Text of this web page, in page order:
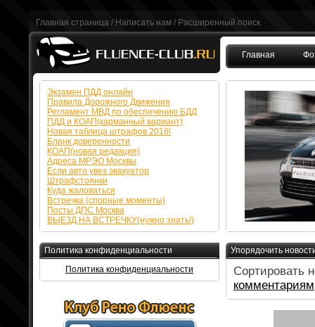
Главная страница / Написать нам / Расширенный поиск
Главная
Упорядочить
Сортировать
комментариям
Экзамен ПДД онлайн
Правила Дорожного Движения
Регламент МВД по обеспечению БДД
ПДД и КОАП(карманный вариант)
Новая таблица штрафов 2018!
Бланк доверенности
КОАП(новая редакция)
Адреса МРЭО Москвы
Если авто увез эвакуатор
Штрафстоянки
Куда жаловаться
Встречка (спорные моменты)
Посты ДПС Москва
ВЫЕЗД НА ВСТРЕЧКУ(нужно знать!)
Политика конфиденциальности
Политика конфиденциальности